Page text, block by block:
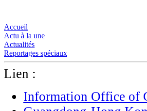
Accueil
Actu à la une
Actualités
Reportages spéciaux
Lien :
Information Office of